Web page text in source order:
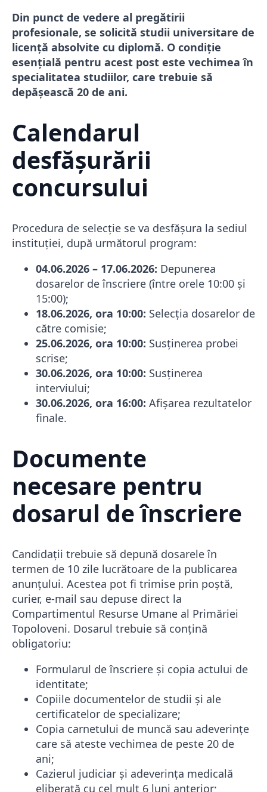
Din punct de vedere al pregătirii
profesionale, se solicită studii universitare de
licență absolvite cu diplomă. O condiție
esențială pentru acest post este vechimea în
specialitatea studiilor, care trebuie să
depășească 20 de ani.
Calendarul
desfășurării
concursului
Procedura de selecție se va desfășura la sediul
instituției, după următorul program:
04.06.2026 – 17.06.2026: Depunerea
dosarelor de înscriere (între orele 10:00 și
15:00);
18.06.2026, ora 10:00: Selecția dosarelor de
către comisie;
25.06.2026, ora 10:00: Susținerea probei
scrise;
30.06.2026, ora 10:00: Susținerea
interviului;
30.06.2026, ora 16:00: Afișarea rezultatelor
finale.
Documente
necesare pentru
dosarul de înscriere
Candidații trebuie să depună dosarele în
termen de 10 zile lucrătoare de la publicarea
anunțului. Acestea pot fi trimise prin poștă,
curier, e-mail sau depuse direct la
Compartimentul Resurse Umane al Primăriei
Topoloveni. Dosarul trebuie să conțină
obligatoriu:
Formularul de înscriere și copia actului de
identitate;
Copiile documentelor de studii și ale
certificatelor de specializare;
Copia carnetului de muncă sau adeverințe
care să ateste vechimea de peste 20 de
ani;
Cazierul judiciar și adeverința medicală
eliberată cu cel mult 6 luni anterior;